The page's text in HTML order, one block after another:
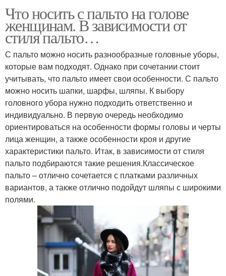
Что носить с пальто на голове
женщинам. В зависимости от
стиля пальто…
С пальто можно носить разнообразные головные уборы,
которые вам подходят. Однако при сочетании стоит
учитывать, что пальто имеет свои особенности. С пальто
можно носить шапки, шарфы, шляпы. К выбору
головного убора нужно подходить ответственно и
индивидуально. В первую очередь необходимо
ориентироваться на особенности формы головы и черты
лица женщин, а также особенности кроя и другие
характеристики пальто. Итак, в зависимости от стиля
пальто подбираются такие решения.Классическое
пальто – отлично сочетается с платками различных
вариантов, а также отлично подойдут шляпы с широкими
полями.